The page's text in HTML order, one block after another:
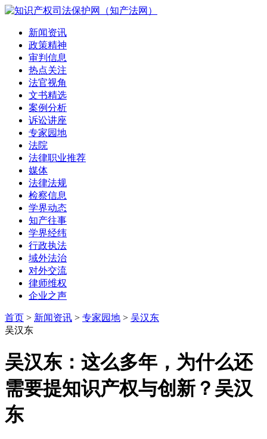
新闻资讯
政策精神
审判信息
热点关注
法官视角
文书精选
案例分析
诉讼讲座
专家园地
法院
法律职业推荐
媒体
法律法规
检察信息
学界动态
知产往事
学界经纬
行政执法
域外法治
对外交流
律师维权
企业之声
首页 > 新闻资讯 > 专家园地 > 吴汉东
吴汉东
吴汉东：这么多年，为什么还
需要提知识产权与创新？吴汉
东